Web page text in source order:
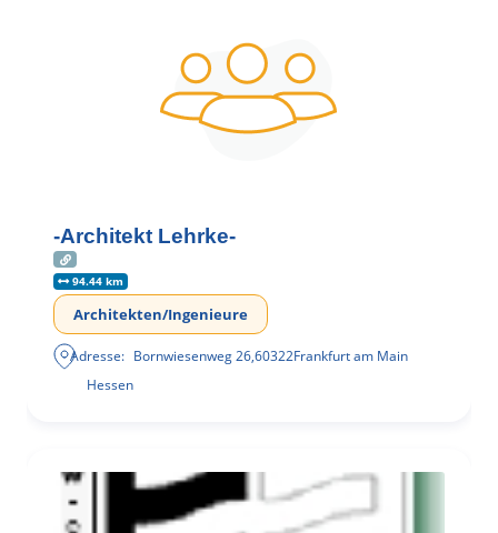
-Architekt Lehrke-
94.44 km
Architekten/Ingenieure
Adresse: Bornwiesenweg 26,60322Frankfurt am Main
Hessen